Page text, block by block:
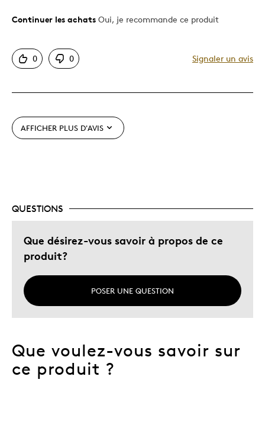
Le pour
Très bonne qualité
Cadeau pour adulte
Occasion spéciale
Continuer les achats Oui, je recommande ce produit
0 0 Signaler un avis
AFFICHER PLUS D'AVIS
QUESTIONS
Que désirez-vous savoir à propos de ce
produit?
POSER UNE QUESTION
Que voulez-vous savoir sur
ce produit ?